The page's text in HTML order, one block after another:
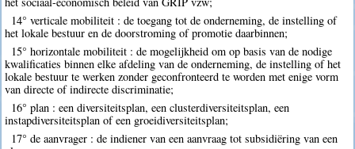
14° verticale mobiliteit : de toegang tot de onderneming, de instelling of
het lokale bestuur en de doorstroming of promotie daarbinnen;
15° horizontale mobiliteit : de mogelijkheid om op basis van de nodige
kwalificaties binnen elke afdeling van de onderneming, de instelling of het
lokale bestuur te werken zonder geconfronteerd te worden met enige vorm
van directe of indirecte discriminatie;
16° plan : een diversiteitsplan, een clusterdiversiteitsplan, een
instapdiversiteitsplan of een groeidiversiteitsplan;
17° de aanvrager : de indiener van een aanvraag tot subsidiëring van een